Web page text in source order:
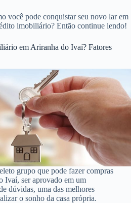
você pode conquistar seu novo lar em
imobiliário? Então continue lendo!
em Ariranha do Ivaí? Fatores
grupo que pode fazer compras
Ivaí, ser aprovado em um
dúvidas, uma das melhores
o sonho da casa própria.